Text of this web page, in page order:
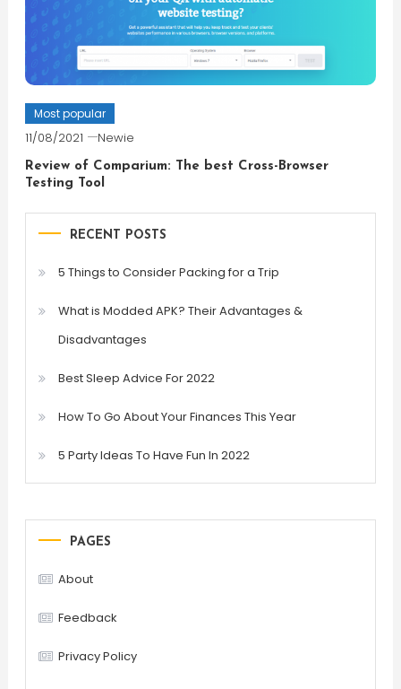
Most popular
11/08/2021 Newie
Review of Comparium: The best Cross-Browser
Testing Tool
RECENT POSTS
5 Things to Consider Packing for a Trip
What is Modded APK? Their Advantages &
Disadvantages
Best Sleep Advice For 2022
How To Go About Your Finances This Year
5 Party Ideas To Have Fun In 2022
PAGES
About
Feedback
Privacy Policy